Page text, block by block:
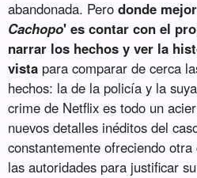
abandonada. Perodonde
Cachopo' es contar con el
narrar los hechos y ver la
vista para comparar de cerca
hechos: la de la policía y la
crime de Netflix es todo un
nuevos detalles inéditos del
constantemente ofreciendo
las autoridades para justificar